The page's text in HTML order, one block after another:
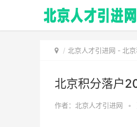
北京人才引进网 - 北
北京积分落户
作者：北京人才引进网 •